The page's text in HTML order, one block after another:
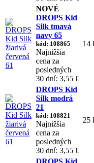
NOVÉ
DROPS Kid
Silk tmavá
navy 65
kód: 108865
Najnižšia
cena za
posledných
30 dní: 3,55 €
14
DROPS Kid
Silk modrá
21
kód: 108821
Najnižšia
cena za
posledných
30 dní: 3,55 €
25
DROPS Kid